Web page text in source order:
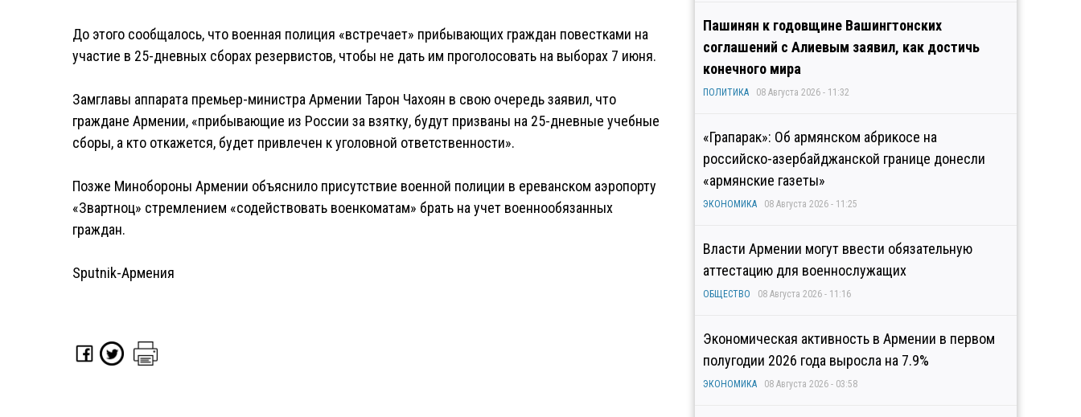
До этого сообщалось, что военная полиция «встречает» прибывающих граждан повестками на
участие в 25-дневных сборах резервистов, чтобы не дать им проголосовать на выборах 7 июня.
Замглавы аппарата премьер-министра Армении Тарон Чахоян в свою очередь заявил, что
граждане Армении, «прибывающие из России за взятку, будут призваны на 25-дневные учебные
сборы, а кто откажется, будет привлечен к уголовной ответственности».
Позже Минобороны Армении объяснило присутствие военной полиции в ереванском аэропорту
«Звартноц» стремлением «содействовать военкоматам» брать на учет военнообязанных
граждан.
Sputnik-Армения
Пашинян к годовщине Вашингтонских
соглашений с Алиевым заявил, как достичь
конечного мира
ПОЛИТИКА 08 Августа 2026 - 11:32
«Грапарак»: Об армянском абрикосе на
российско-азербайджанской границе донесли
«армянские газеты»
ЭКОНОМИКА 08 Августа 2026 - 11:25
Власти Армении могут ввести обязательную
аттестацию для военнослужащих
ОБЩЕСТВО 08 Августа 2026 - 11:16
Экономическая активность в Армении в первом
полугодии 2026 года выросла на 7.9%
ЭКОНОМИКА 08 Августа 2026 - 03:58